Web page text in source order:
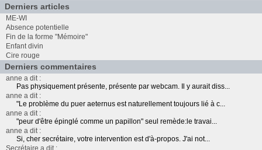
Derniers articles
ME-WI
Absence potentielle
Fin de la forme "Mémoire"
Enfant divin
Cire rouge
Derniers commentaires
anne a dit :
Pas physiquement présente, présente par webcam. Il y aurait diss...
anne a dit :
"Le problème du puer aeternus est naturellement toujours lié à c...
anne a dit :
"peur d'être épinglé comme un papillon" seul remède:le travai...
anne a dit :
Si, cher secrétaire, votre intervention est d'à-propos. J'ai not...
Secrétaire a dit :